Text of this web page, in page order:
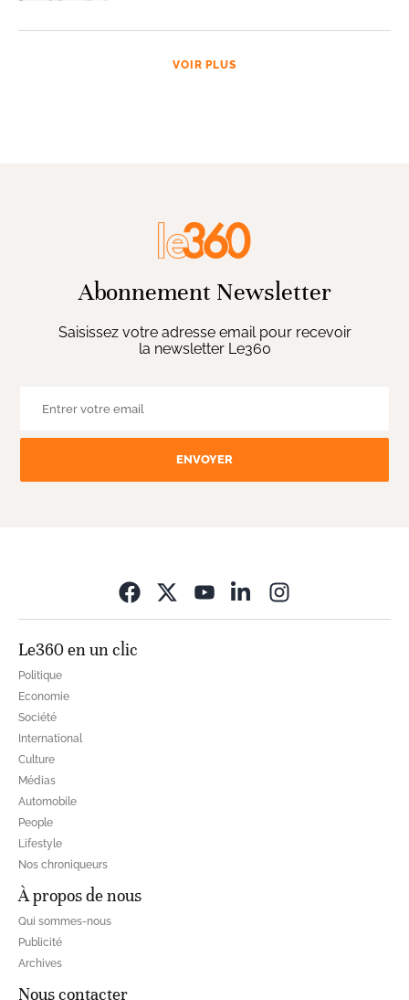
VOIR PLUS
Abonnement Newsletter
Saisissez votre adresse email pour recevoir
la newsletter Le360
ENVOYER
Le360 en un clic
Politique
Economie
Société
International
Culture
Médias
Automobile
People
Lifestyle
Nos chroniqueurs
À propos de nous
Qui sommes-nous
Publicité
Archives
Nous contacter